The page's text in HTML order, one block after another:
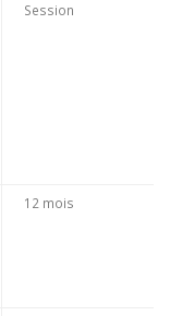
Session
12 mois